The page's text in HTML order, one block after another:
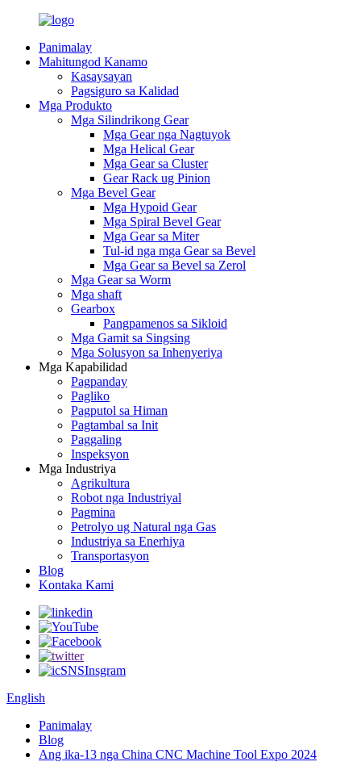
Panimalay
Mahitungod Kanamo
Kasaysayan
Pagsiguro sa Kalidad
Mga Produkto
Mga Silindrikong Gear
Mga Gear nga Nagtuyok
Mga Helical Gear
Mga Gear sa Cluster
Gear Rack ug Pinion
Mga Bevel Gear
Mga Hypoid Gear
Mga Spiral Bevel Gear
Mga Gear sa Miter
Tul-id nga mga Gear sa Bevel
Mga Gear sa Bevel sa Zerol
Mga Gear sa Worm
Mga shaft
Gearbox
Pangpamenos sa Sikloid
Mga Gamit sa Singsing
Mga Solusyon sa Inhenyeriya
Mga Kapabilidad
Pagpanday
Pagliko
Pagputol sa Himan
Pagtambal sa Init
Paggaling
Inspeksyon
Mga Industriya
Agrikultura
Robot nga Industriyal
Pagmina
Petrolyo ug Natural nga Gas
Industriya sa Enerhiya
Transportasyon
Blog
Kontaka Kami
English
Panimalay
Blog
Ang ika-13 nga China CNC Machine Tool Expo 2024